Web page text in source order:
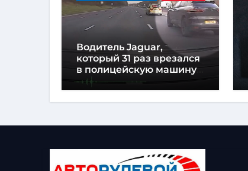
Водитель Jaguar,
который 31 раз врезался
в полицейскую машину,
приговорен к
тюремному заключению